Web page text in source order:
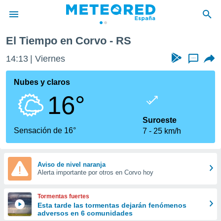
de
por
que se
calidad.
a este
las
y
forma
digital
basada
El Tiempo en Corvo - RS
14:13 Viernes ...
Nubes y claros
16°
Sensación de 16°
Suroeste
7
25 km/h
Aviso de nivel naranja
Alerta importante por otros en Corvo hoy
Tormentas fuertes
Esta tarde las tormentas dejarán fenómenos
adversos en 6 comunidades